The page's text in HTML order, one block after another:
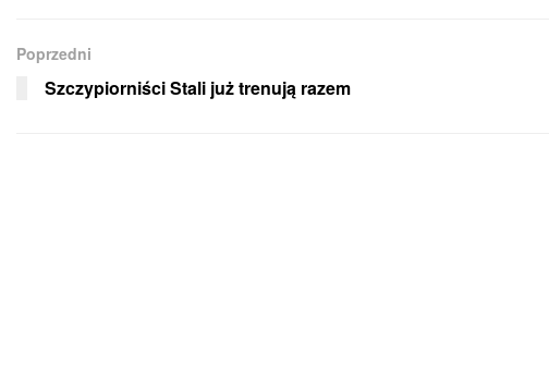
Poprzedni
Szczypiorniści Stali już trenują razem